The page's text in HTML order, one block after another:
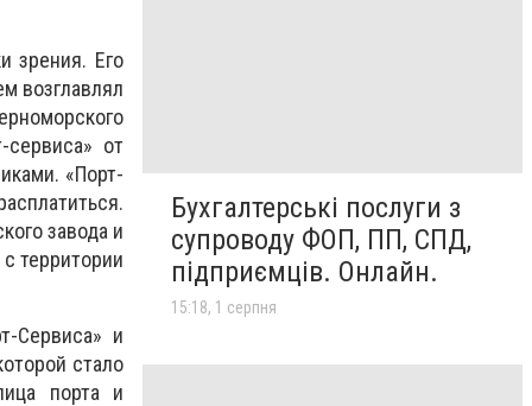
зрения. Его
возглавлял
от
«Порт-
завода и
территории
Сервиса» и
стало
порта и
Бухгалтерські послуги з
супроводу ФОП, ПП, СПД,
підприємців. Онлайн.
15:18, 1 серпня